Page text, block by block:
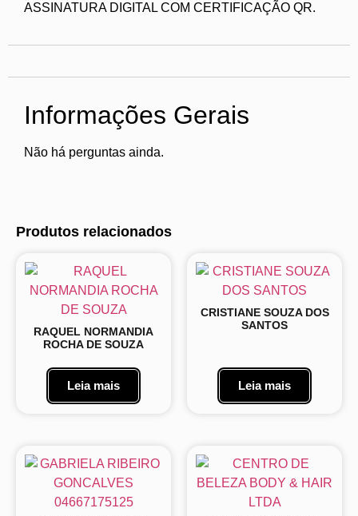
ASSINATURA DIGITAL COM CERTIFICAÇÃO QR.
Informações Gerais
Não há perguntas ainda.
Produtos relacionados
RAQUEL NORMANDIA
ROCHA DE SOUZA
Leia mais
CRISTIANE SOUZA DOS
SANTOS
Leia mais